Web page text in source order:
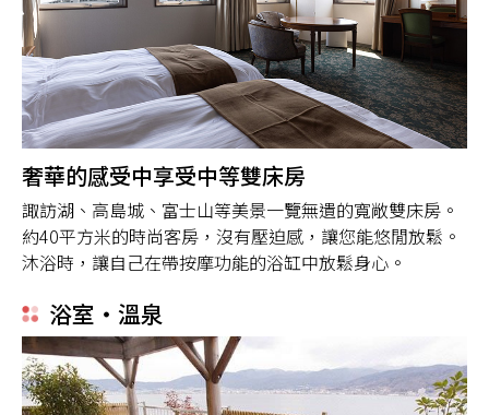
奢華的感受中享受中等雙床房
諏訪湖、高島城、富士山等美景一覽無遺的寬敞雙床房。
約40平方米的時尚客房，沒有壓迫感，讓您能悠閒放鬆。
沐浴時，讓自己在帶按摩功能的浴缸中放鬆身心。
浴室・溫泉